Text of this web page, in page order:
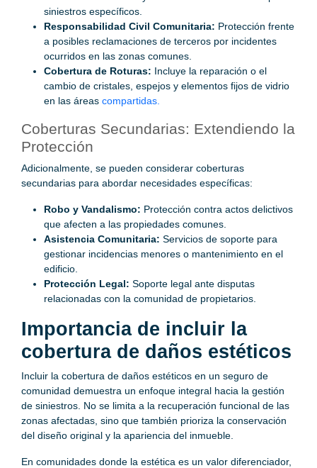
siniestros específicos.
Responsabilidad Civil Comunitaria: Protección frente
a posibles reclamaciones de terceros por incidentes
ocurridos en las zonas comunes.
Cobertura de Roturas: Incluye la reparación o el
cambio de cristales, espejos y elementos fijos de vidrio
en las áreas compartidas.
Coberturas Secundarias: Extendiendo la
Protección
Adicionalmente, se pueden considerar coberturas
secundarias para abordar necesidades específicas:
Robo y Vandalismo: Protección contra actos delictivos
que afecten a las propiedades comunes.
Asistencia Comunitaria: Servicios de soporte para
gestionar incidencias menores o mantenimiento en el
edificio.
Protección Legal: Soporte legal ante disputas
relacionadas con la comunidad de propietarios.
Importancia de incluir la
cobertura de daños estéticos
Incluir la cobertura de daños estéticos en un seguro de
comunidad demuestra un enfoque integral hacia la gestión
de siniestros. No se limita a la recuperación funcional de las
zonas afectadas, sino que también prioriza la conservación
del diseño original y la apariencia del inmueble.
En comunidades donde la estética es un valor diferenciador,